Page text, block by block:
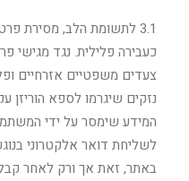
3.1 לתשומת הלב, מסירת
כעבירה פלילית. נגד מגישי
צעדים משפטיים אזרחיים
נזקים שיגרמו לספא
המידע שימסר על ידי
לשליחת דואר אלקטרוני
באתר, זאת אך ורק לאחר